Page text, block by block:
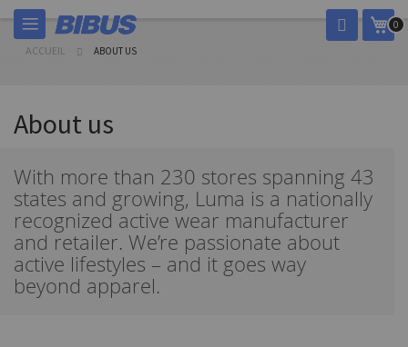
Allez
au
contenu
0
ACCUEIL ABOUT US
About us
With more than 230 stores spanning 43
states and growing, Luma is a nationally
recognized active wear manufacturer
and retailer. We’re passionate about
active lifestyles – and it goes way
beyond apparel.